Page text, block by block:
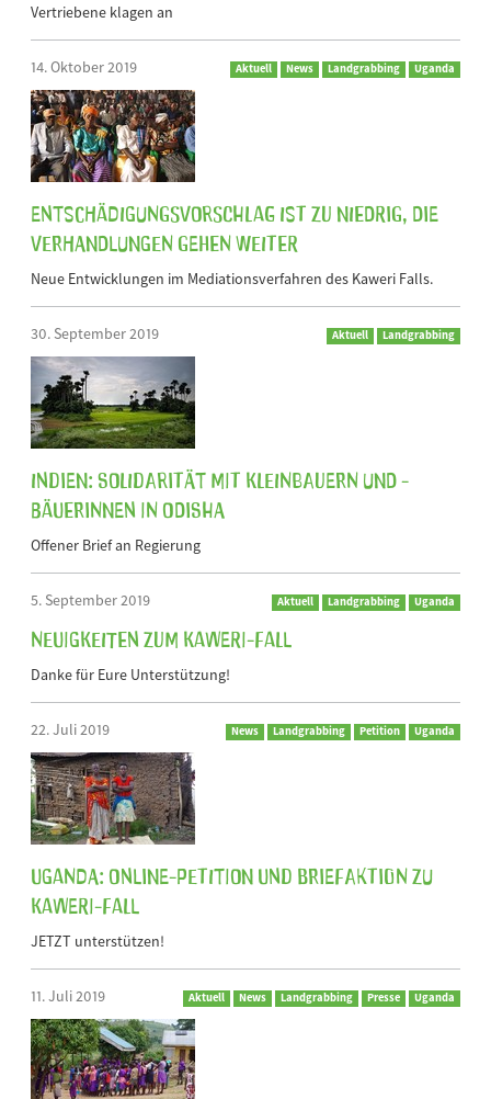
Vertriebene klagen an
14. Oktober 2019 Aktuell News Landgrabbing Uganda
Entschädigungsvorschlag ist zu niedrig, die
Verhandlungen gehen weiter
Neue Entwicklungen im Mediationsverfahren des Kaweri Falls.
30. September 2019 Aktuell Landgrabbing
Indien: Solidarität mit Kleinbauern und -
bäuerinnen in Odisha
Offener Brief an Regierung
5. September 2019 Aktuell Landgrabbing Uganda
Neuigkeiten zum Kaweri-Fall
Danke für Eure Unterstützung!
22. Juli 2019 News Landgrabbing Petition Uganda
Uganda: Online-Petition und Briefaktion zu
Kaweri-Fall
JETZT unterstützen!
11. Juli 2019 Aktuell News Landgrabbing Presse Uganda